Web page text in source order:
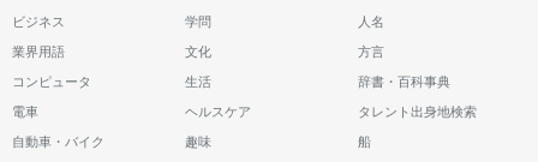
ビジネス 学問 人名
業界用語 文化 方言
コンピュータ 生活 辞書・百科事典
電車 ヘルスケア タレント出身地検索
自動車・バイク 趣味 船